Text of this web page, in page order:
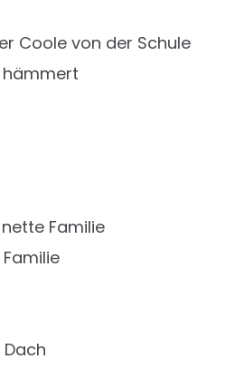
Coole von der Schule
hämmert
Familie